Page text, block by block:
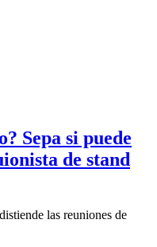
Sepa si puede
de stand
las reuniones de